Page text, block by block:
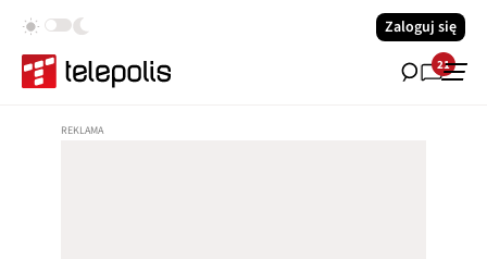
Zaloguj się
21